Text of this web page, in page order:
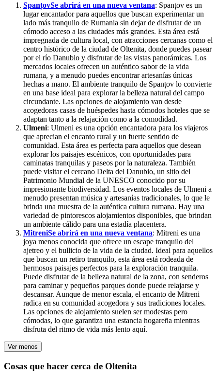
SpanțovSe abrirá en una nueva ventana: Spanțov es un
lugar encantador para aquellos que buscan experimentar un
lado más tranquilo de Rumania sin dejar de disfrutar de un
cómodo acceso a las ciudades más grandes. Esta área está
impregnada de cultura local, con atracciones cercanas como el
centro histórico de la ciudad de Oltenita, donde puedes pasear
por el río Danubio y disfrutar de las vistas panorámicas. Los
mercados locales ofrecen un auténtico sabor de la vida
rumana, y a menudo puedes encontrar artesanías únicas
hechas a mano. El ambiente tranquilo de Spanțov lo convierte
en una base ideal para explorar la belleza natural del campo
circundante. Las opciones de alojamiento van desde
acogedoras casas de huéspedes hasta cómodos hoteles que se
adaptan tanto a la relajación como a la comodidad.
Ulmeni: Ulmeni es una opción encantadora para los viajeros
que aprecian el encanto rural y un fuerte sentido de
comunidad. Esta área es perfecta para aquellos que desean
explorar los paisajes escénicos, con oportunidades para
caminatas tranquilas y paseos por la naturaleza. También
puede visitar el cercano Delta del Danubio, un sitio del
Patrimonio Mundial de la UNESCO conocido por su
impresionante biodiversidad. Los eventos locales de Ulmeni a
menudo presentan música y artesanías tradicionales, lo que le
brinda una muestra de la auténtica cultura rumana. Hay una
variedad de pintorescos alojamientos disponibles, que brindan
un ambiente cálido para una estadía placentera.
MitreniSe abrirá en una nueva ventana: Mitreni es una
joya menos conocida que ofrece un escape tranquilo del
ajetreo y el bullicio de la vida de la ciudad. Ideal para aquellos
que buscan un retiro tranquilo, esta área está rodeada de
hermosos paisajes perfectos para la exploración tranquila.
Puede disfrutar de la belleza natural de la zona, con senderos
para caminar y pequeños parques donde puede relajarse y
descansar. Aunque de menor escala, el encanto de Mitreni
radica en su comunidad acogedora y sus tradiciones locales.
Las opciones de alojamiento suelen ser modestas pero
cómodas, lo que garantiza una estancia hogareña mientras
disfruta del ritmo de vida más lento aquí.
Ver menos
Cosas que hacer cerca de Oltenita